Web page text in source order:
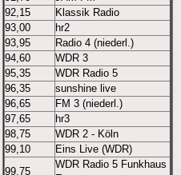
92,15
Klassik Radio
93,00
hr2
93,95
Radio 4 (niederl.)
94,60
WDR 3
95,35
WDR Radio 5
96,35
sunshine live
96,65
FM 3 (niederl.)
97,65
hr3
98,75
WDR 2 - Köln
99,10
Eins Live (WDR)
99,75
WDR Radio 5 Funkhaus